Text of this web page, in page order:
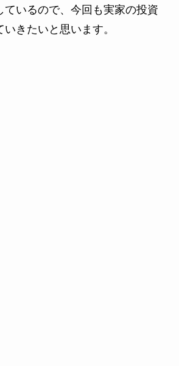
ているので、今回も実家の投資
きたいと思います。